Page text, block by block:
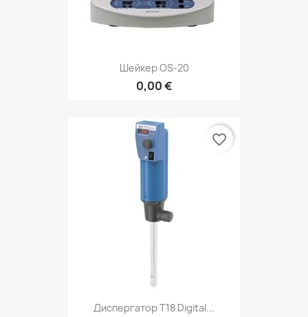
Шейкер OS-20
0,00 €
Диспергатор T18 Digital...
favorite_border